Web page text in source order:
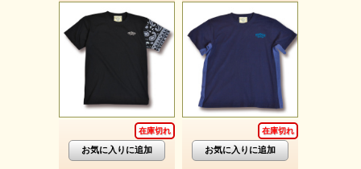
在庫切れ 在庫切れ